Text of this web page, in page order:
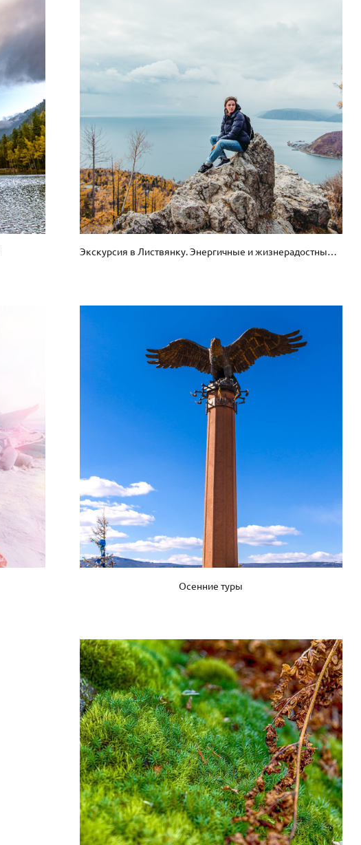
Экскурсия в Листвянку. Энергичные и жизнерадостные ребята
Осенние туры